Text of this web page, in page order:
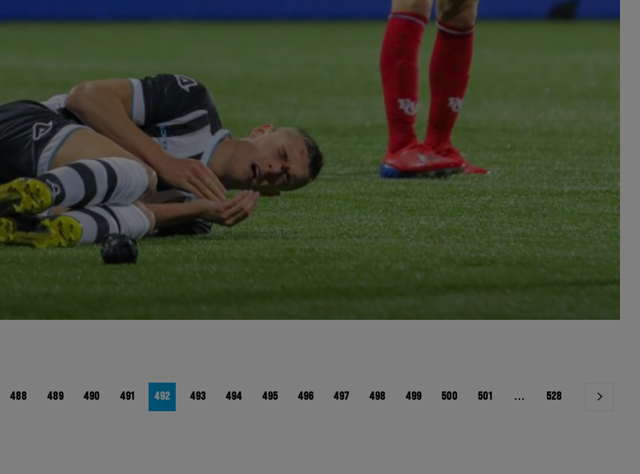
488 489 490 491 492 493 494 495 496 497 498 499 500 501 … 528